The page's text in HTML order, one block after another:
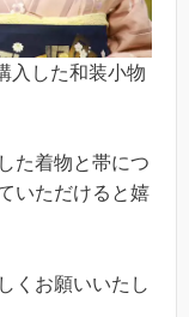
入した和装小物
た着物と帯につ
いただけると嬉
くお願いいたし